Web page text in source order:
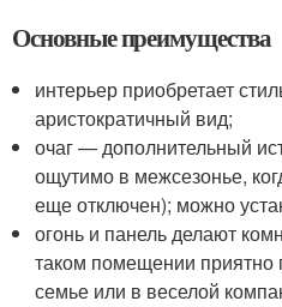
Основные преимущества
интерьер приобретает
аристократичный вид;
очаг — дополнительный
ощутимо в межсезонье,
еще отключен); можно
огонь и панель делают
таком помещении приятно
семье или в веселой